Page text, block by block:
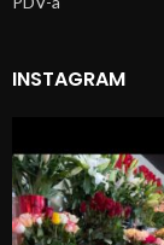
INSTAGRAM